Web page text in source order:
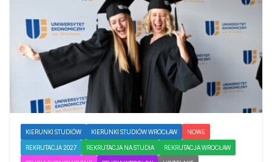
KIERUNKI STUDIÓW KIERUNKI STUDIÓW WROCŁAW NOWE
REKRUTACJA 2027 REKRUTACJA NA STUDIA REKRUTACJA WROCŁAW